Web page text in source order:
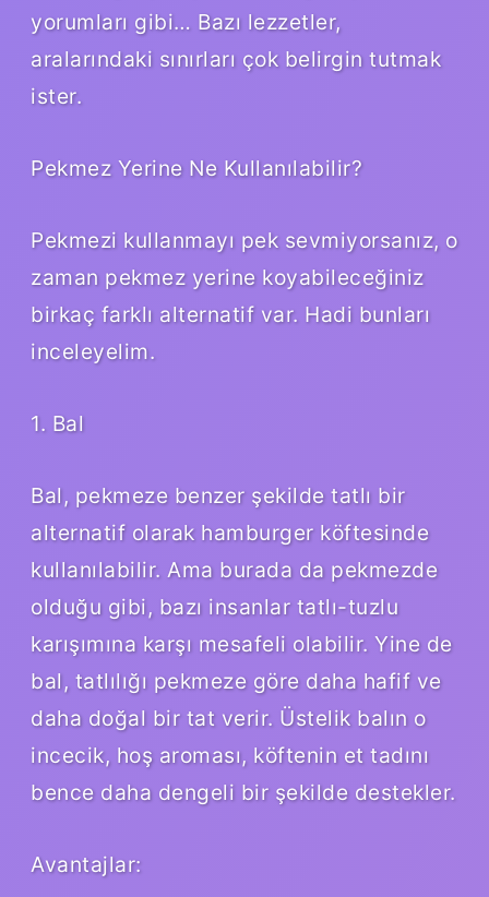
yorumları gibi… Bazı lezzetler,
aralarındaki sınırları çok belirgin tutmak
ister.
Pekmez Yerine Ne Kullanılabilir?
Pekmezi kullanmayı pek sevmiyorsanız, o
zaman pekmez yerine koyabileceğiniz
birkaç farklı alternatif var. Hadi bunları
inceleyelim.
1. Bal
Bal, pekmeze benzer şekilde tatlı bir
alternatif olarak hamburger köftesinde
kullanılabilir. Ama burada da pekmezde
olduğu gibi, bazı insanlar tatlı-tuzlu
karışımına karşı mesafeli olabilir. Yine de
bal, tatlılığı pekmeze göre daha hafif ve
daha doğal bir tat verir. Üstelik balın o
incecik, hoş aroması, köftenin et tadını
bence daha dengeli bir şekilde destekler.
Avantajlar: